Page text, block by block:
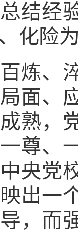
结经
化险
、淬
面、
熟，
尊、
央党
出一
，而